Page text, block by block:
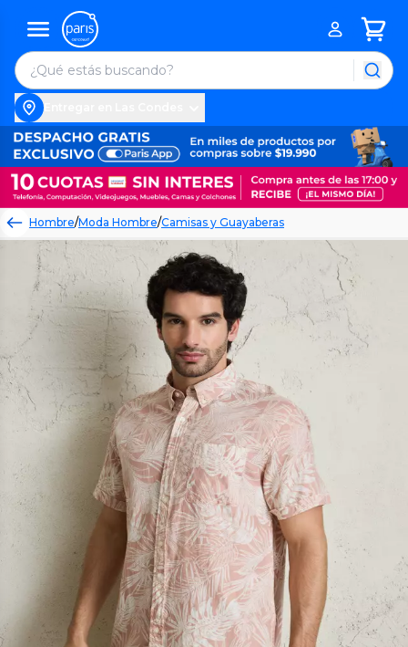
Hombre/Moda Hombre/Camisas y Guayaberas